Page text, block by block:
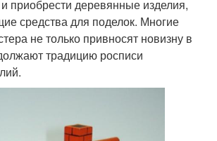
приобрести деревянные изделия,
средства для поделок. Многие
не только привносят новизну в
традицию росписи